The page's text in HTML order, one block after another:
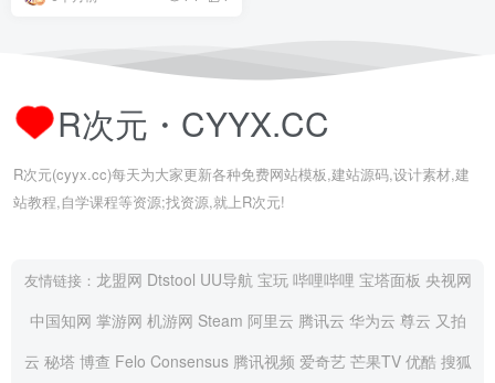
R次元・CYYX.CC
R次元(cyyx.cc)每天为大家更新各种免费网站模板,建站源码,设计素材,建
站教程,自学课程等资源;找资源,就上R次元!
友情链接： 龙盟网 Dtstool UU导航 宝玩 哔哩哔哩 宝塔面板 央视网
中国知网 掌游网 机游网 Steam 阿里云 腾讯云 华为云 尊云 又拍
云 秘塔 博查 Felo Consensus 腾讯视频 爱奇艺 芒果TV 优酷 搜狐